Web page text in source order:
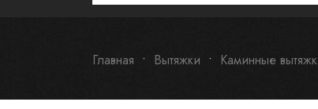
Главная Вытяжки Каминные